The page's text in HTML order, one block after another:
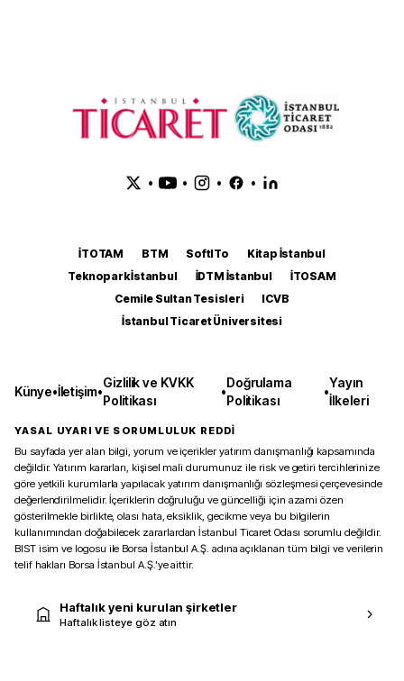
• • • •
İTOTAM BTM SoftITo
Kitap İstanbul
Teknopark İstanbul
İDTM İstanbul
İTOSAM
Cemile Sultan Tesisleri
ICVB
İstanbul Ticaret Üniversitesi
Künye•İletişim•
Gizlilik ve KVKK
Politikası
•
Doğrulama
Politikası
•
Yayın
İlkeleri
YASAL UYARI VE SORUMLULUK REDDİ
Bu sayfada yer alan bilgi, yorum ve içerikler yatırım danışmanlığı kapsamında
değildir. Yatırım kararları, kişisel mali durumunuz ile risk ve getiri tercihlerinize
göre yetkili kurumlarla yapılacak yatırım danışmanlığı sözleşmesi çerçevesinde
değerlendirilmelidir. İçeriklerin doğruluğu ve güncelliği için azami özen
gösterilmekle birlikte, olası hata, eksiklik, gecikme veya bu bilgilerin
kullanımından doğabilecek zararlardan İstanbul Ticaret Odası sorumlu değildir.
BIST isim ve logosu ile Borsa İstanbul A.Ş. adına açıklanan tüm bilgi ve verilerin
telif hakları Borsa İstanbul A.Ş.’ye aittir.
Haftalık yeni kurulan şirketler
Haftalık listeye göz atın